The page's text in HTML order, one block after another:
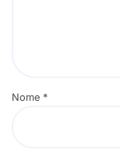
Nome *